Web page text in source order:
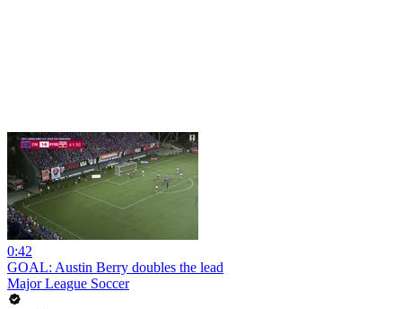
0:42
GOAL: Austin Berry doubles the lead
Major League Soccer